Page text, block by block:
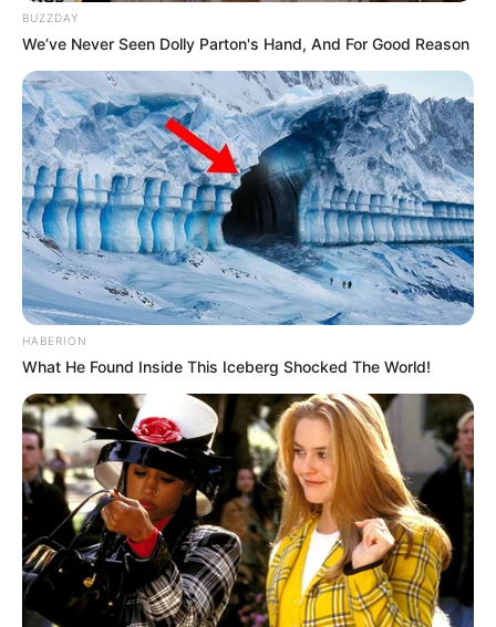
BUZZDAY
We’ve Never Seen Dolly Parton's Hand, And For Good Reason
HABERION
What He Found Inside This Iceberg Shocked The World!